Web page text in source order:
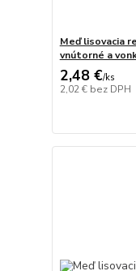
Meď lisovacia
vnútorné a
2,48 €/ks
2,02 € bez DPH